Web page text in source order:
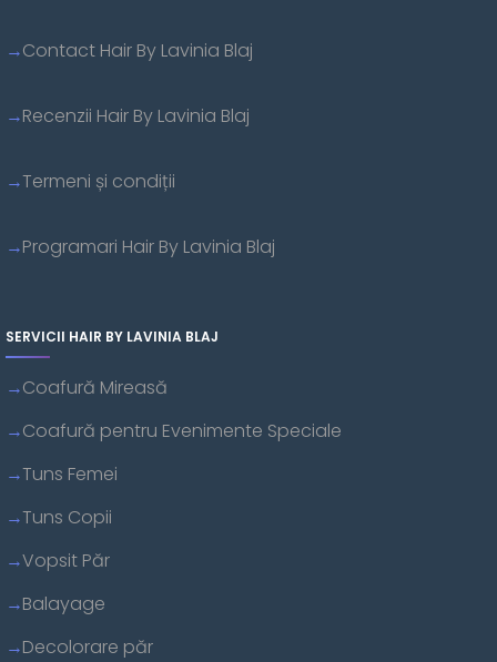
Contact Hair By Lavinia Blaj
Recenzii Hair By Lavinia Blaj
Termeni și condiții
Programari Hair By Lavinia Blaj
SERVICII HAIR BY LAVINIA BLAJ
Coafură Mireasă
Coafură pentru Evenimente Speciale
Tuns Femei
Tuns Copii
Vopsit Păr
Balayage
Decolorare păr